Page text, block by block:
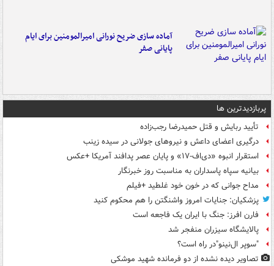
آماده سازی ضریح نورانی امیرالمومنین برای ایام
پایانی صفر
پربازدیدترین ها
تأیید ربایش و قتل حمیدرضا رجب‌زاده
درگیری اعضای داعش و نیروهای جولانی در سیده زینب
استقرار انبوه «دی‌اف‑۱۷» و پایان عصر پدافند آمریکا +عکس
بیانیه سپاه پاسداران به مناسبت روز خبرنگار
مداح جوانی که در خون خود غلطید +فیلم
پزشکیان: جنایات امروز واشنگتن را هم محکوم کنید
فارن افرز: جنگ با ایران یک فاجعه است
پالایشگاه سیزران منفجر شد
"سوپر ال‌نینو"در راه است؟
تصاویر دیده‌ نشده از دو فرمانده شهید موشکی